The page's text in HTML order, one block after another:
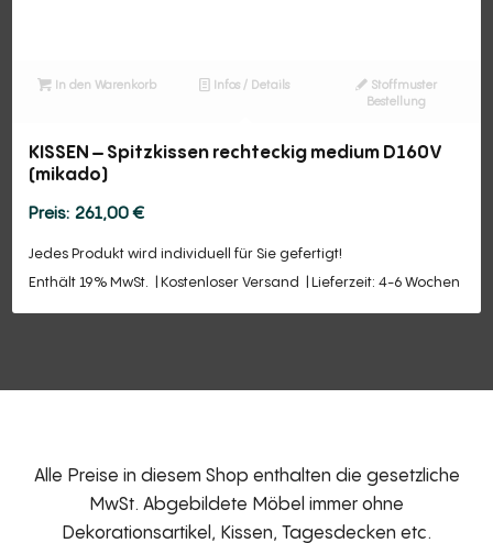
In den Warenkorb Infos / Details
Stoffmuster
Bestellung
KISSEN – Spitzkissen rechteckig medium D160V
(mikado)
261,00€
Jedes Produkt wird individuell für Sie gefertigt!
Enthält 19% MwSt.
Kostenloser Versand Lieferzeit: 4-6 Wochen
Alle Preise in diesem Shop enthalten die gesetzliche
MwSt. Abgebildete Möbel immer ohne
Dekorationsartikel, Kissen, Tagesdecken etc.